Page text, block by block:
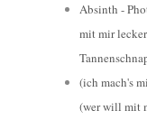
Absinth -
mit mir
(ich mach's
(wer will mit